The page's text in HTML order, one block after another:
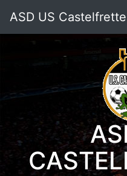
ASD US